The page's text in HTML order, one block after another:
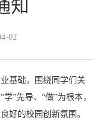
知
02
基础，围绕同学们关
”先导、“做”为根本，
好的校园创新氛围。